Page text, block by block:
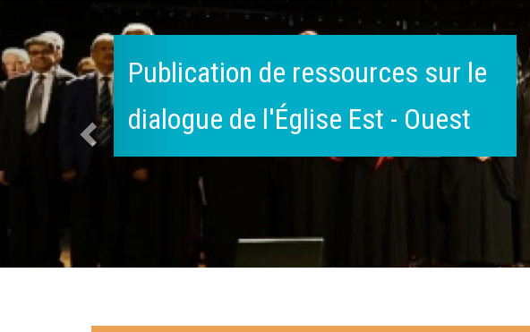
Publication de ressources sur le
dialogue de l'Église Est - Ouest
Previous